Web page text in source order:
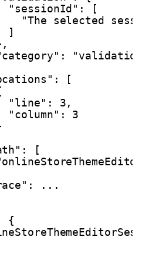
"sessionId": [
"The selected
]
"validation"
[
"line": 3,
"column": 3
[
...
{